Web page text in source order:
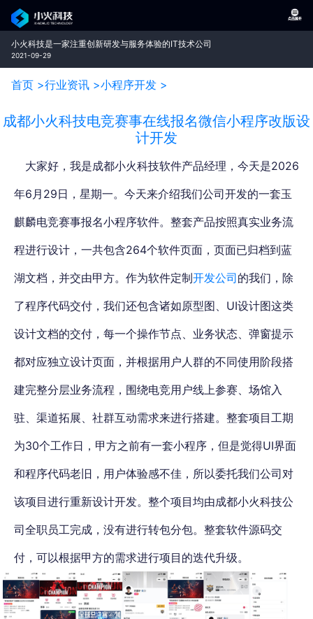
小火科技是一家注重创新研发与服务体验的IT技术公司
2021-09-29
首页 >行业资讯 >小程序开发 >
成都小火科技电竞赛事在线报名微信小程序改版设
计开发
大家好，我是成都小火科技软件产品经理，今天是2026
年6月29日，星期一。今天来介绍我们公司开发的一套玉
麒麟电竞赛事报名小程序软件。整套产品按照真实业务流
程进行设计，一共包含264个软件页面，页面已归档到蓝
湖文档，并交由甲方。作为软件定制开发公司的我们，除
了程序代码交付，我们还包含诸如原型图、UI设计图这类
设计文档的交付，每一个操作节点、业务状态、弹窗提示
都对应独立设计页面，并根据用户人群的不同使用阶段搭
建完整分层业务流程，围绕电竞用户线上参赛、场馆入
驻、渠道拓展、社群互动需求来进行搭建。整套项目工期
为30个工作日，甲方之前有一套小程序，但是觉得UI界面
和程序代码老旧，用户体验感不佳，所以委托我们公司对
该项目进行重新设计开发。整个项目均由成都小火科技公
司全职员工完成，没有进行转包分包。整套软件源码交
付，可以根据甲方的需求进行项目的迭代升级。